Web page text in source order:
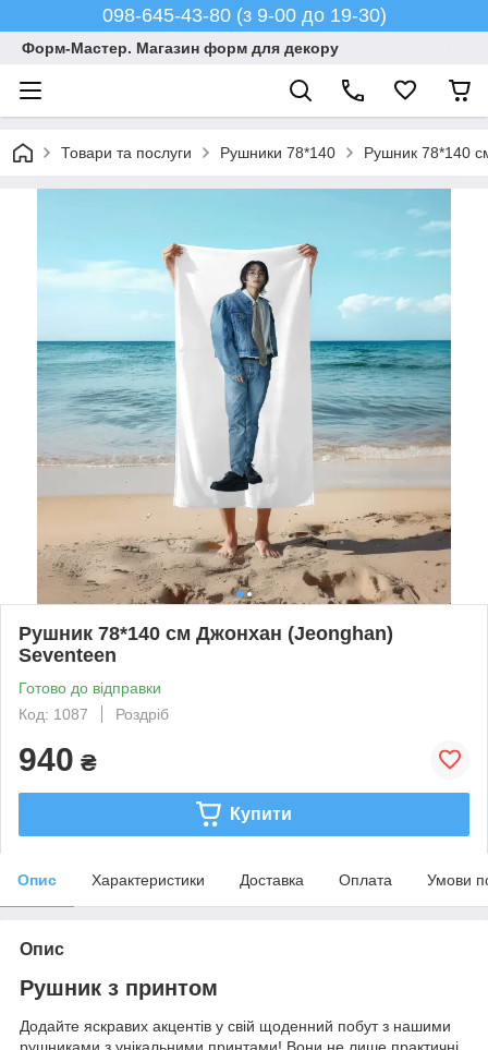
098-645-43-80 (з 9-00 до 19-30)
Форм-Мастер. Магазин форм для декору
Товари та послуги Рушники 78*140 Рушник 78*140
Рушник 78*140 см Джонхан (Jeonghan)
Seventeen
Готово до відправки
Код: 1087
Роздріб
940 ₴
Купити
Опис Характеристики Доставка Оплата Умови
Опис
Рушник з принтом
Додайте яскравих акцентів у свій щоденний побут з нашими